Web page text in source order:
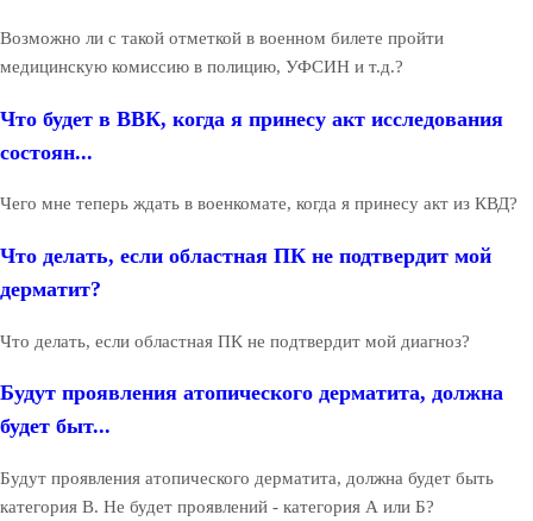
Возможно ли с такой отметкой в военном билете пройти
медицинскую комиссию в полицию, УФСИН и т.д.?
Что будет в ВВК, когда я принесу акт исследования
состоян...
Чего мне теперь ждать в военкомате, когда я принесу акт из КВД?
Что делать, если областная ПК не подтвердит мой
дерматит?
Что делать, если областная ПК не подтвердит мой диагноз?
Будут проявления атопического дерматита, должна
будет быт...
Будут проявления атопического дерматита, должна будет быть
категория В. Не будет проявлений - категория А или Б?